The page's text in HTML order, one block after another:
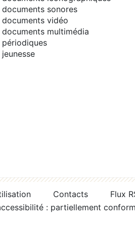
sonores
documents vidéo
multimédia
périodiques
Contacts
Flux
: partiellement